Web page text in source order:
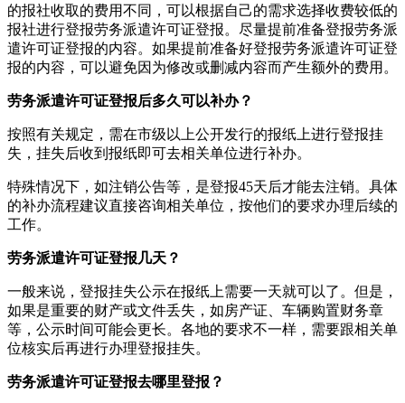
的报社收取的费用不同，可以根据自己的需求选择收费较低的
报社进行登报劳务派遣许可证登报。尽量提前准备登报劳务派
遣许可证登报的内容。如果提前准备好登报劳务派遣许可证登
报的内容，可以避免因为修改或删减内容而产生额外的费用。
劳务派遣许可证登报后多久可以补办？
按照有关规定，需在市级以上公开发行的报纸上进行登报挂
失，挂失后收到报纸即可去相关单位进行补办。
特殊情况下，如注销公告等，是登报45天后才能去注销。具体
的补办流程建议直接咨询相关单位，按他们的要求办理后续的
工作。
劳务派遣许可证登报几天？
一般来说，登报挂失公示在报纸上需要一天就可以了。但是，
如果是重要的财产或文件丢失，如房产证、车辆购置财务章
等，公示时间可能会更长。各地的要求不一样，需要跟相关单
位核实后再进行办理登报挂失。
劳务派遣许可证登报去哪里登报？